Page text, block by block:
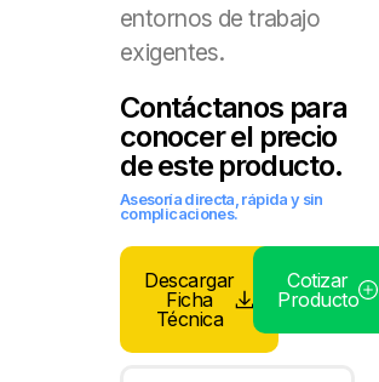
entornos de trabajo
exigentes.
Contáctanos para
conocer el precio
de este producto.
Asesoría directa, rápida y sin
complicaciones.
Descargar
Ficha
Técnica
Cotizar
Producto